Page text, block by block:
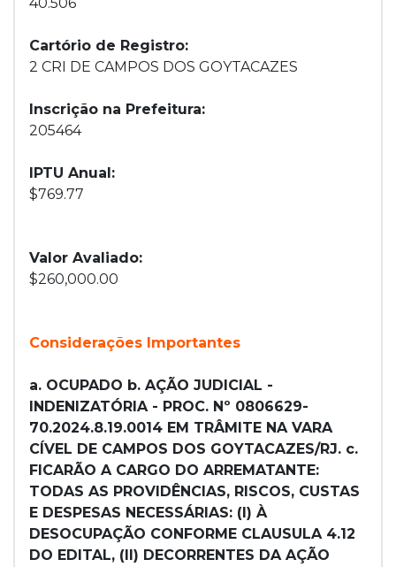
Cartório de Registro:
2 CRI DE CAMPOS DOS GOYTACAZES
Inscrição na Prefeitura:
205464
IPTU Anual:
$769.77
Valor Avaliado:
$260,000.00
Considerações Importantes
a. OCUPADO b. AÇÃO JUDICIAL -
INDENIZATÓRIA - PROC. Nº 0806629-
70.2024.8.19.0014 EM TRÂMITE NA VARA
CÍVEL DE CAMPOS DOS GOYTACAZES/RJ. c.
FICARÃO A CARGO DO ARREMATANTE:
TODAS AS PROVIDÊNCIAS, RISCOS, CUSTAS
E DESPESAS NECESSÁRIAS: (I) À
DESOCUPAÇÃO CONFORME CLAUSULA 4.12
DO EDITAL, (II) DECORRENTES DA AÇÃO